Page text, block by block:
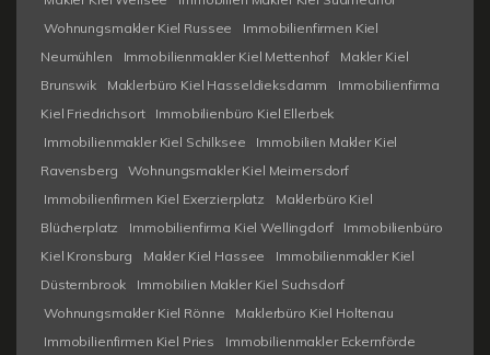
Wohnungsmakler Kiel Russee
Immobilienfirmen Kiel
Neumühlen
Immobilienmakler Kiel Mettenhof
Makler Kiel
Brunswik
Maklerbüro Kiel Hasseldieksdamm
Immobilienfirma
Kiel Friedrichsort
Immobilienbüro Kiel Ellerbek
Immobilienmakler Kiel Schilksee
Immobilien Makler Kiel
Ravensberg
Wohnungsmakler Kiel Meimersdorf
Immobilienfirmen Kiel Exerzierplatz
Maklerbüro Kiel
Blücherplatz
Immobilienfirma Kiel Wellingdorf
Immobilienbüro
Kiel Kronsburg
Makler Kiel Hassee
Immobilienmakler Kiel
Düsternbrook
Immobilien Makler Kiel Suchsdorf
Wohnungsmakler Kiel Rönne
Maklerbüro Kiel Holtenau
Immobilienfirmen Kiel Pries
Immobilienmakler Eckernförde